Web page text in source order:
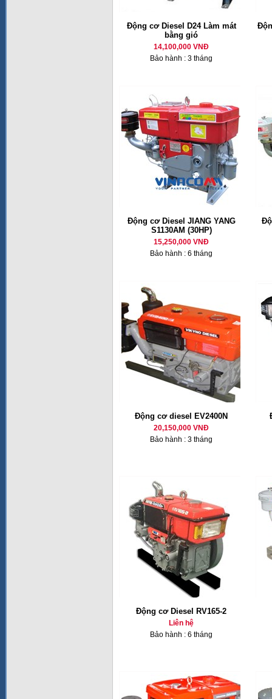
Động cơ Diesel D24 Làm mát
bằng gió
14,100,000 VNĐ
Bảo hành : 3 tháng
Động cơ Diesel JIANG YANG
S1130AM (30HP)
15,250,000 VNĐ
Bảo hành : 6 tháng
Động cơ diesel EV2400N
20,150,000 VNĐ
Bảo hành : 3 tháng
Động cơ Diesel RV165-2
Liên hệ
Bảo hành : 6 tháng